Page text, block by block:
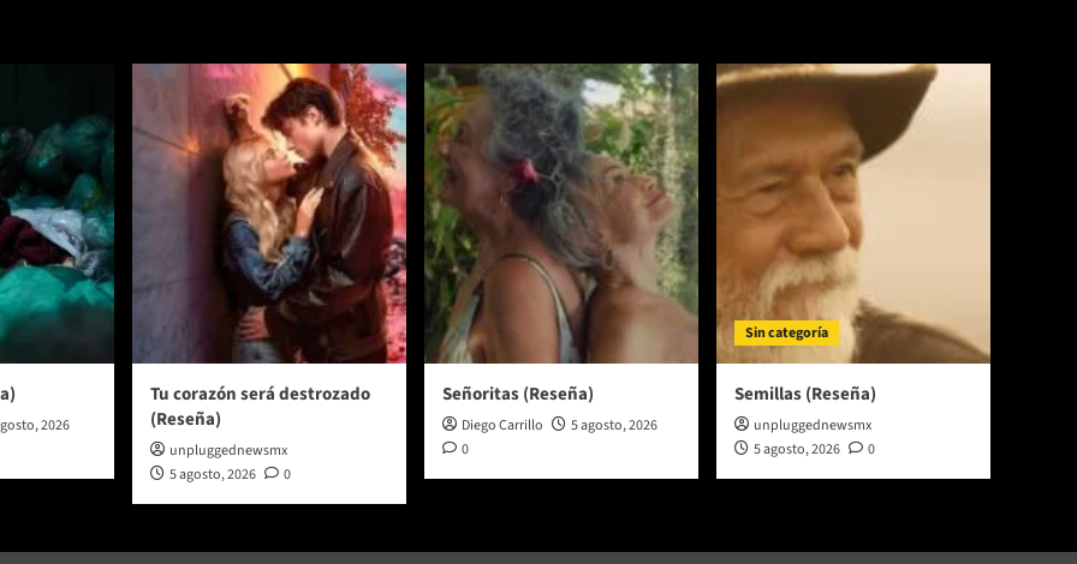
2026
Tu corazón será destrozado
(Reseña)
unpluggednewsmx
5 agosto, 2026
0
Señoritas (Reseña)
Diego Carrillo
5 agosto, 2026
0
Sin categoría
Semillas (Reseña)
unpluggednewsmx
5 agosto, 2026
0